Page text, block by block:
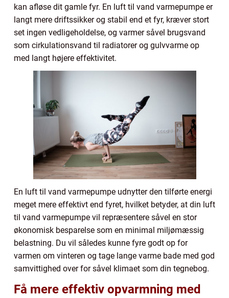
kan afløse dit gamle fyr. En luft til vand varmepumpe er
langt mere driftssikker og stabil end et fyr, kræver stort
set ingen vedligeholdelse, og varmer såvel brugsvand
som cirkulationsvand til radiatorer og gulvvarme op
med langt højere effektivitet.
En luft til vand varmepumpe udnytter den tilførte energi
meget mere effektivt end fyret, hvilket betyder, at din luft
til vand varmepumpe vil repræsentere såvel en stor
økonomisk besparelse som en minimal miljømæssig
belastning. Du vil således kunne fyre godt op for
varmen om vinteren og tage lange varme bade med god
samvittighed over for såvel klimaet som din tegnebog.
Få mere effektiv opvarmning med